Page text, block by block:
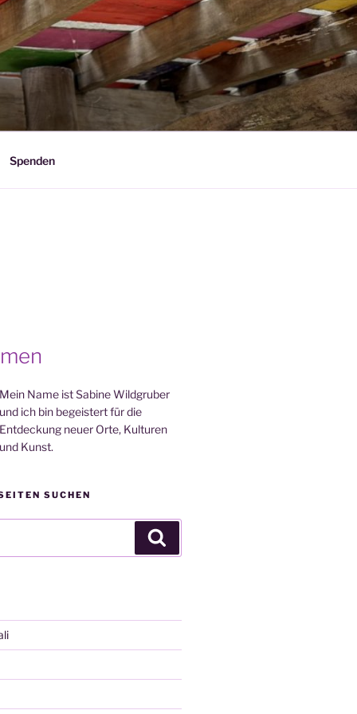
Spenden
Name ist Sabine Wildgruber
ich bin begeistert für die
neuer Orte, Kulturen
Kunst.
SUCHEN